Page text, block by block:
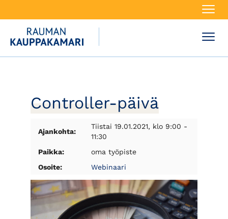
Controller-päivä
Ajankohta:
Tiistai 19.01.2021, klo 9:00 -
11:30
Paikka:
oma työpiste
Osoite:
Webinaari